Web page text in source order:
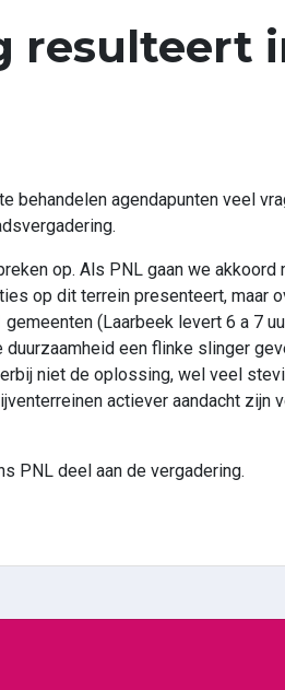
resulteert
behandelen agendapunten veel
op. Als PNL gaan we akkoord
op dit terrein presenteert, maar
(Laarbeek levert 6 a 7
een flinke slinger
niet de oplossing, wel veel
actiever aandacht zijn
PNL deel aan de vergadering.